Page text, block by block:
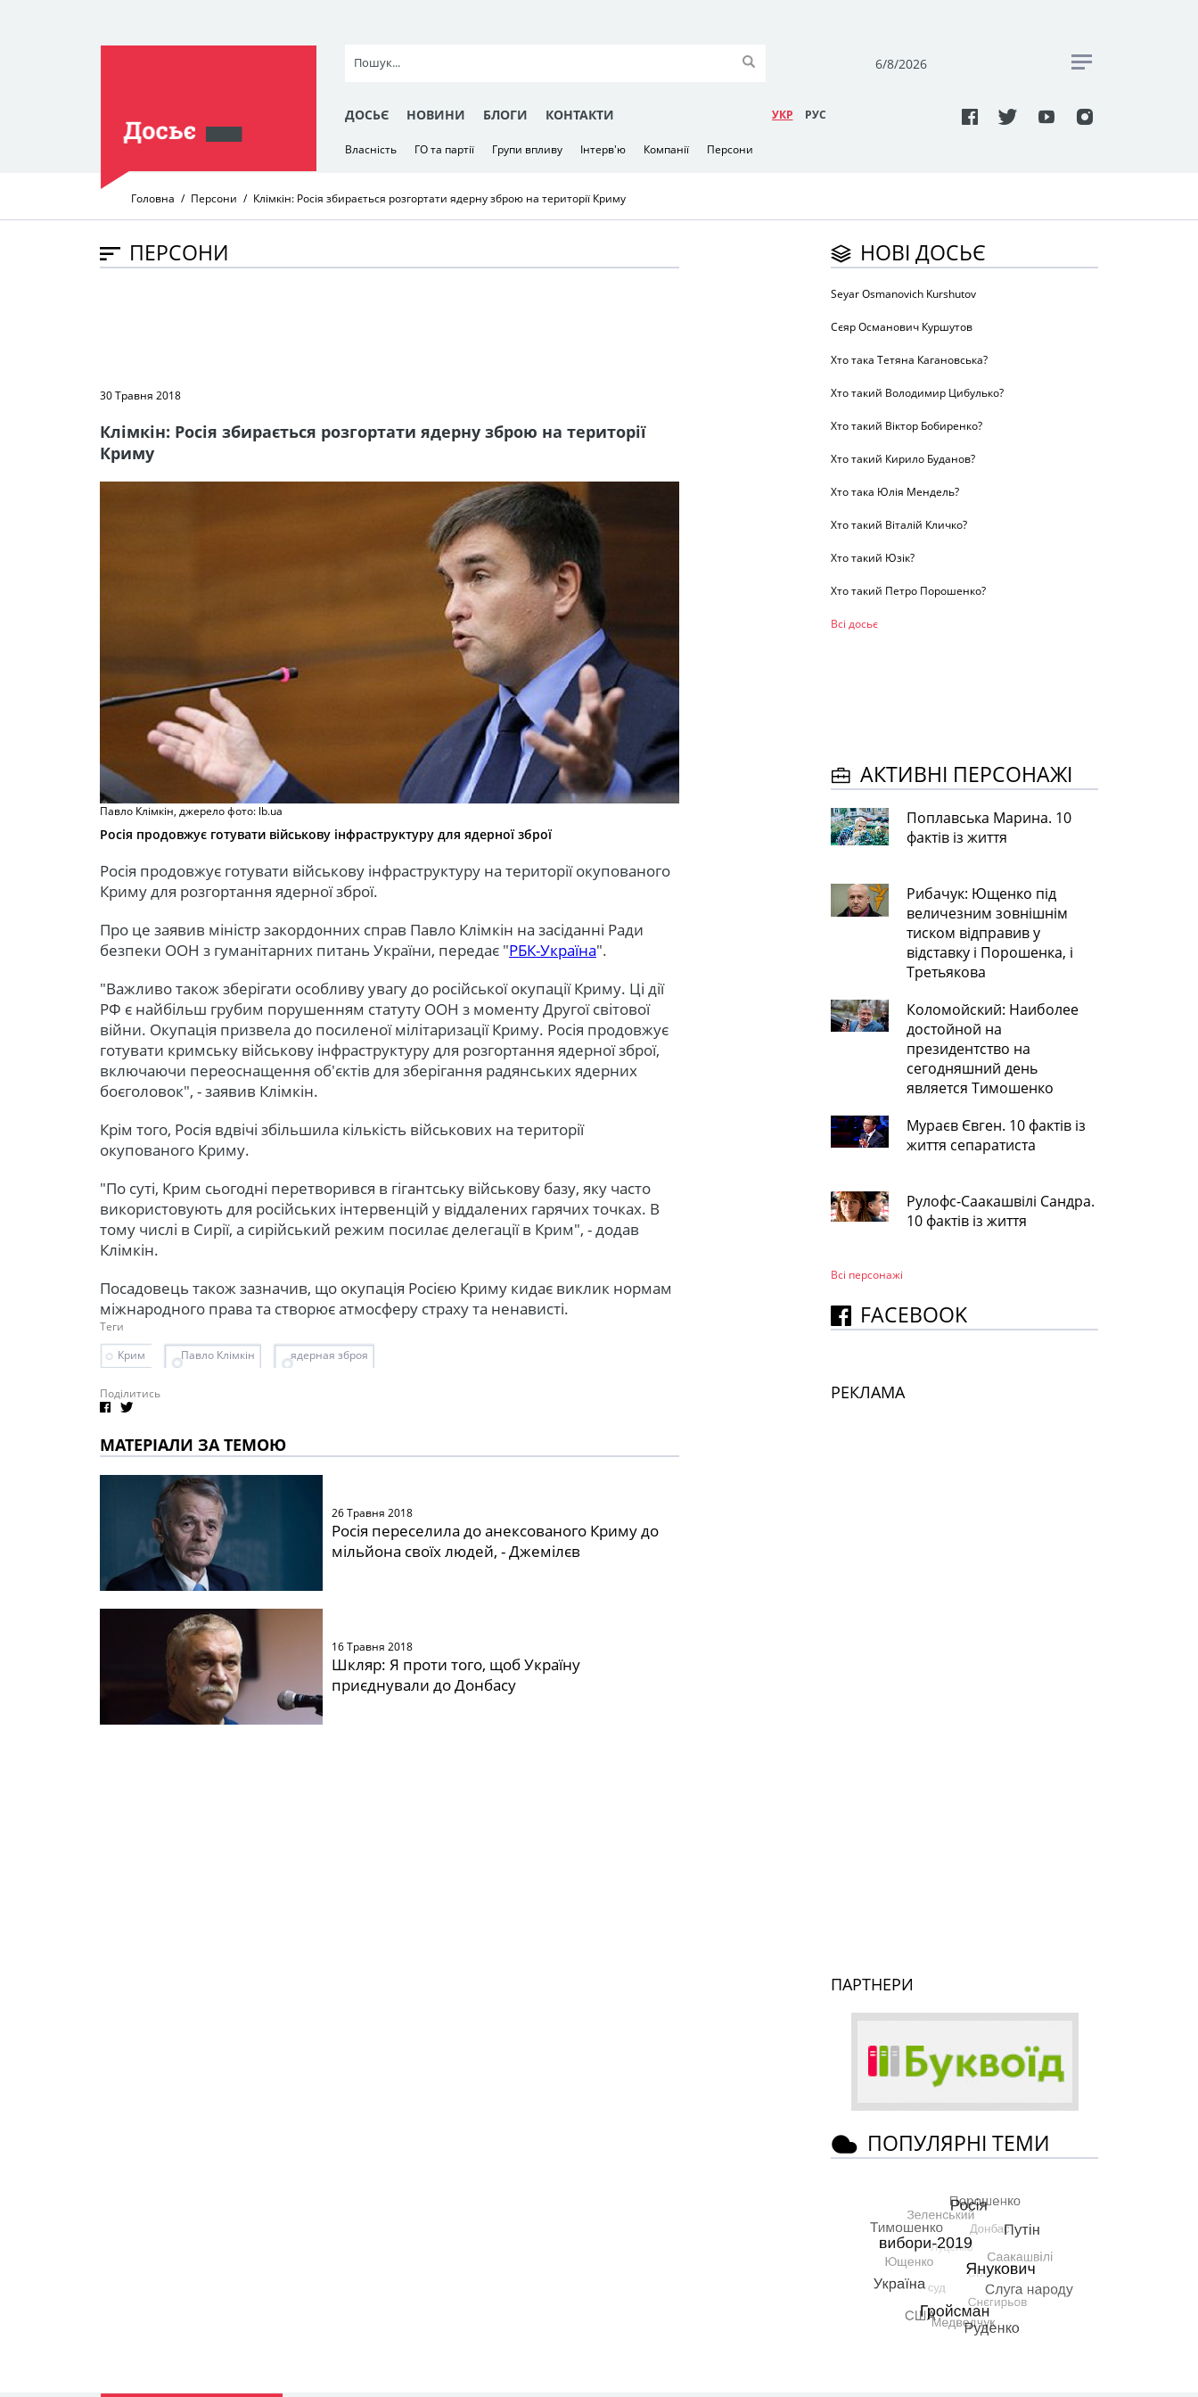
6/8/2026
ДОСЬЄ НОВИНИ БЛОГИ КОНТАКТИ УКР РУC
Власність ГО та партії Групи впливу Інтерв'ю Компанії Персони
Головна Персони Клімкін: Росія збирається розгортати ядерну зброю на території Криму
ПЕРСОНИ
30 Травня 2018
Клімкін: Росія збирається розгортати ядерну зброю на території
Криму
Павло Клімкін, джерело фото: lb.ua
Росія продовжує готувати військову інфраструктуру для ядерної зброї
Росія продовжує готувати військову інфраструктуру на території окупованого
Криму для розгортання ядерної зброї.
Про це заявив міністр закордонних справ Павло Клімкін на засіданні Ради
безпеки ООН з гуманітарних питань України, передає "РБК-Україна".
"Важливо також зберігати особливу увагу до російської окупації Криму. Ці дії
РФ є найбільш грубим порушенням статуту ООН з моменту Другої світової
війни. Окупація призвела до посиленої мілітаризації Криму. Росія продовжує
готувати кримську військову інфраструктуру для розгортання ядерної зброї,
включаючи переоснащення об'єктів для зберігання радянських ядерних
боєголовок", - заявив Клімкін.
Крім того, Росія вдвічі збільшила кількість військових на території
окупованого Криму.
"По суті, Крим сьогодні перетворився в гігантську військову базу, яку часто
використовують для російських інтервенцій у віддалених гарячих точках. В
тому числі в Сирії, а сирійський режим посилає делегації в Крим", - додав
Клімкін.
Посадовець також зазначив, що окупація Росією Криму кидає виклик нормам
міжнародного права та створює атмосферу страху та ненависті.
Теги
Крим
Павло Клімкін ядерная зброя
Поділитись
МАТЕРІАЛИ ЗА ТЕМОЮ
26 Травня 2018
Росія переселила до анексованого Криму до
мільйона своїх людей, - Джемілєв
16 Травня 2018
Шкляр: Я проти того, щоб Україну
приєднували до Донбасу
НОВІ ДОСЬЄ
Seyar Osmanovich Kurshutov
Сєяр Османович Куршутов
Хто така Тетяна Кагановська?
Хто такий Володимир Цибулько?
Хто такий Віктор Бобиренко?
Хто такий Кирило Буданов?
Хто така Юлія Мендель?
Хто такий Віталій Кличко?
Хто такий Юзік?
Хто такий Петро Порошенко?
Всі досьє
АКТИВНІ ПЕРСОНАЖІ
Поплавська Марина. 10
фактів із життя
Рибачук: Ющенко під
величезним зовнішнім
тиском відправив у
відставку і Порошенка, і
Третьякова
Коломойский: Наиболее
достойной на
президентство на
сегодняшний день
является Тимошенко
Мураєв Євген. 10 фактів із
життя сепаратиста
Рулофс-Саакашвілі Сандра.
10 фактів із життя
Всі персонажi
FACEBOOK
РЕКЛАМА
ПАРТНЕРИ
ПОПУЛЯРНІ ТЕМИ